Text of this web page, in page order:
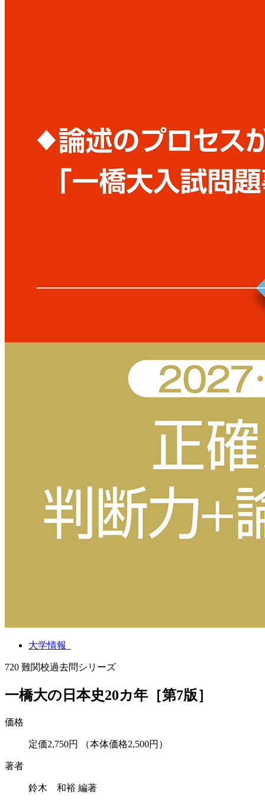
大学情報
720 難関校過去問シリーズ
一橋大の日本史20カ年［第7版］
価格
定価2,750円 （本体価格2,500円）
著者
鈴木 和裕 編著